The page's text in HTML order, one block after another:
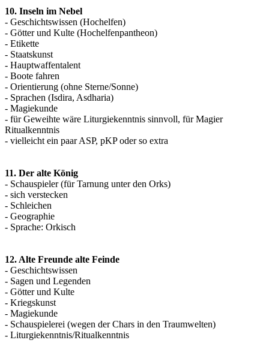
10. Inseln im Nebel
- Geschichtswissen (Hochelfen)
- Götter und Kulte (Hochelfenpantheon)
- Etikette
- Staatskunst
- Hauptwaffentalent
- Boote fahren
- Orientierung (ohne Sterne/Sonne)
- Sprachen (Isdira, Asdharia)
- Magiekunde
- für Geweihte wäre Liturgiekenntnis sinnvoll, für Magier
Ritualkenntnis
- vielleicht ein paar ASP, pKP oder so extra
11. Der alte König
- Schauspieler (für Tarnung unter den Orks)
- sich verstecken
- Schleichen
- Geographie
- Sprache: Orkisch
12. Alte Freunde alte Feinde
- Geschichtswissen
- Sagen und Legenden
- Götter und Kulte
- Kriegskunst
- Magiekunde
- Schauspielerei (wegen der Chars in den Traumwelten)
- Liturgiekenntnis/Ritualkenntnis